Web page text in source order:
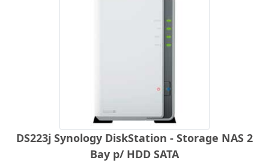
DS223j Synology DiskStation - Storage NAS 2
Bay p/ HDD SATA